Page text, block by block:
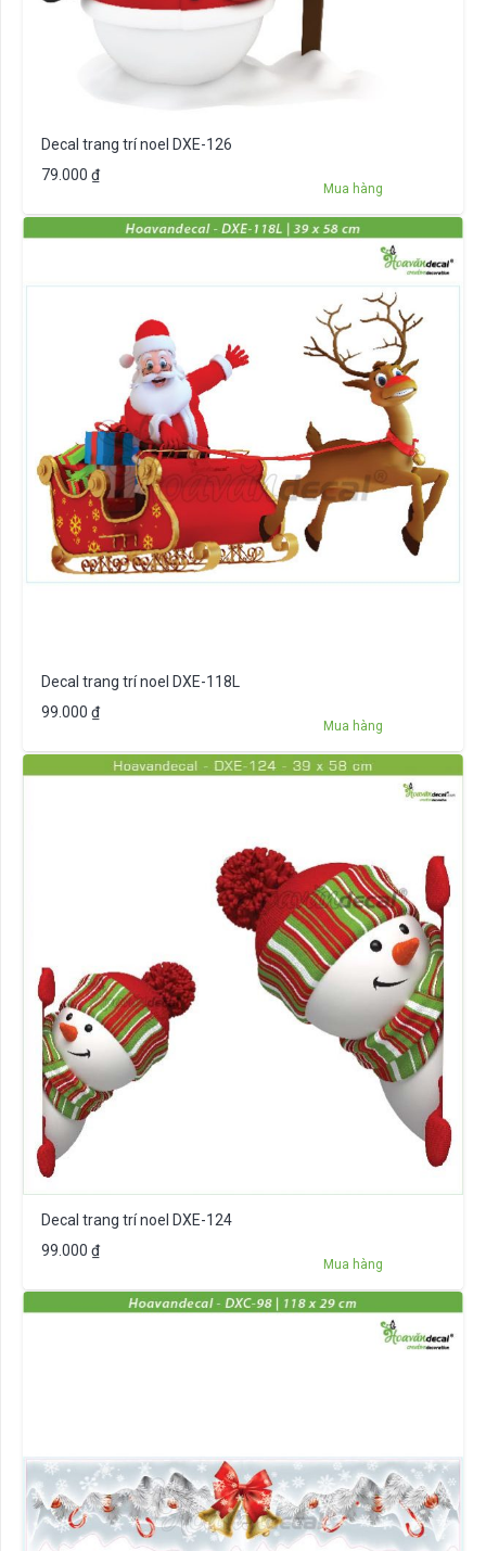
Decal trang trí noel DXE-126
79.000 ₫
Mua hàng
Decal trang trí noel DXE-118L
99.000 ₫
Mua hàng
Decal trang trí noel DXE-124
99.000 ₫
Mua hàng